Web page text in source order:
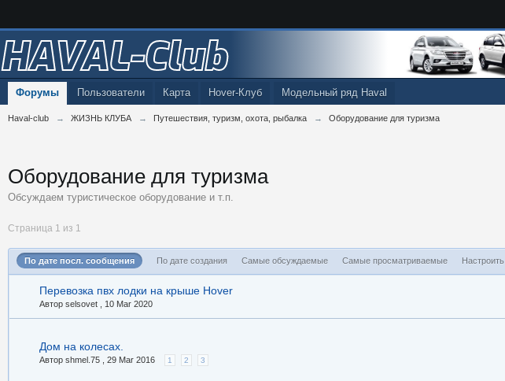
HAVAL-Club
Карта Hover-Клуб Модельный ряд Haval
Форумы Пользователи
Haval-club → ЖИЗНЬ КЛУБА → Путешествия, туризм, охота, рыбалка → Оборудование для туризма
Оборудование для туризма
Обсуждаем туристическое оборудование и т.п.
Страница 1 из 1
По дате посл. сообщения По дате создания Самые обсуждаемые Самые просматриваемые Настроить
Перевозка пвх лодки на крыше Hover
Автор selsovet , 10 Mar 2020
Дом на колесах.
Автор shmel.75 , 29 Mar 2016 1 2 3